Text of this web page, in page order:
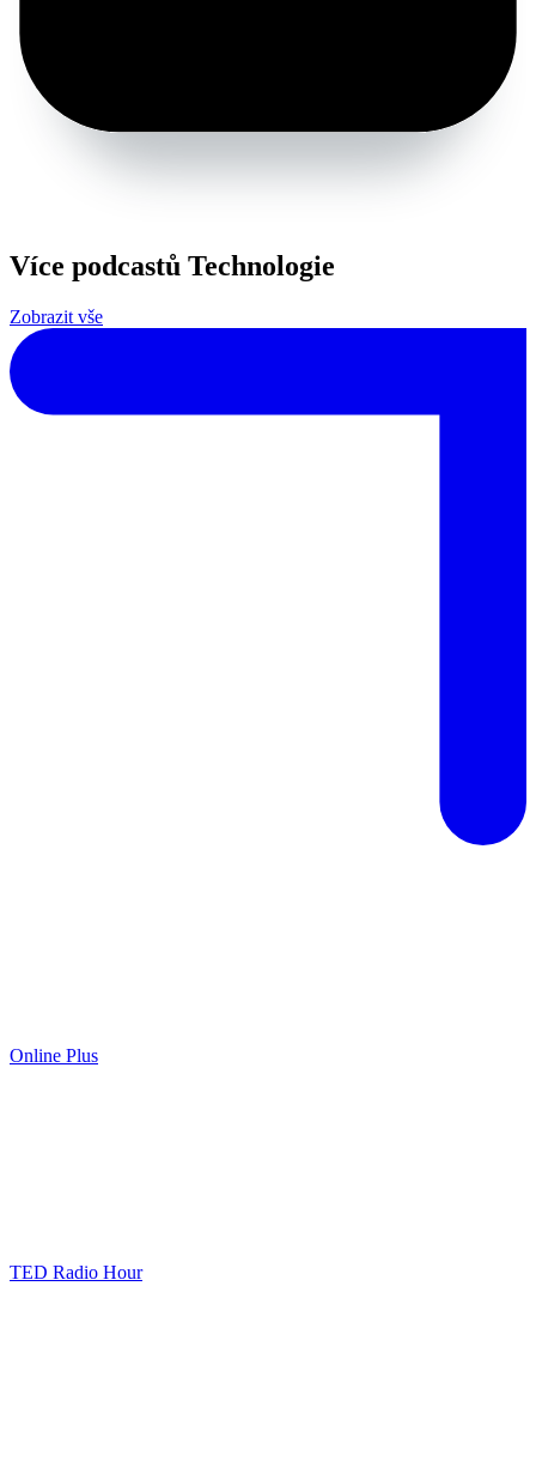
Více podcastů Technologie
Zobrazit vše
Online Plus
TED Radio Hour